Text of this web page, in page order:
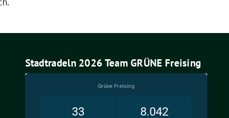
Stadtradeln 2026 Team GRÜNE Freising